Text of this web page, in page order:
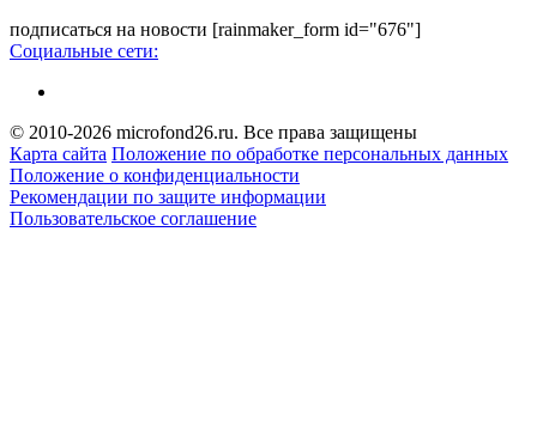
подписаться на новости [rainmaker_form id="676"]
Социальные сети:
© 2010-2026 microfond26.ru. Все права защищены
Карта сайта Положение по обработке персональных данных
Положение о конфиденциальности
Рекомендации по защите информации
Пользовательское соглашение